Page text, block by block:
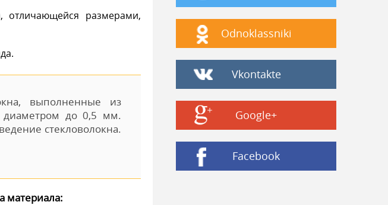
отличающейся размерами,
выполненные из
диаметром до 0,5 мм.
стекловолокна.
материала:
Odnoklassniki
Vkontakte
Google+
Facebook